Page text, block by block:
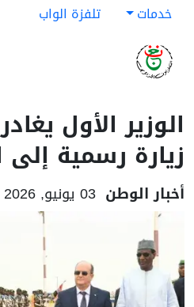
خدمات تلفزة الواب
الوزير الأول
زيارة رسمية إلى
أخبار الوطن 03 يونيو, 2026